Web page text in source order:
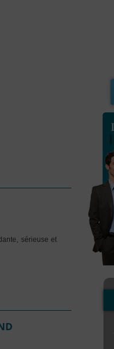
sérieuse et